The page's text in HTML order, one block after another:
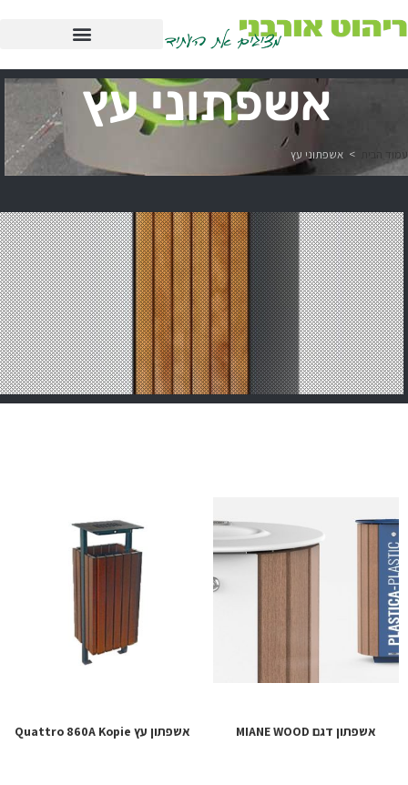
אשפתוני עץ
עמוד הבית > אשפתוני עץ
אשפתון דגם MIANE WOOD אשפתון עץ Quattro 860A Kopie